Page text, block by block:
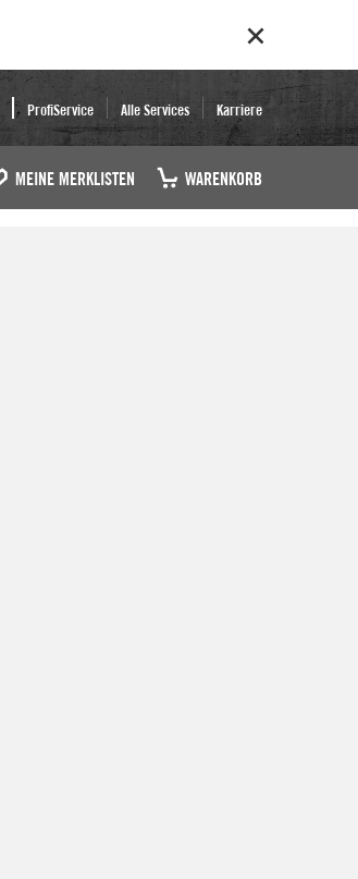
ProfiService Alle Services Karriere
MEINE MERKLISTEN WARENKORB